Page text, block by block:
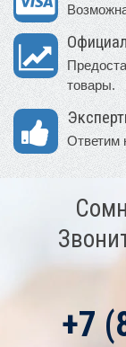
товары.
Ответим
+7